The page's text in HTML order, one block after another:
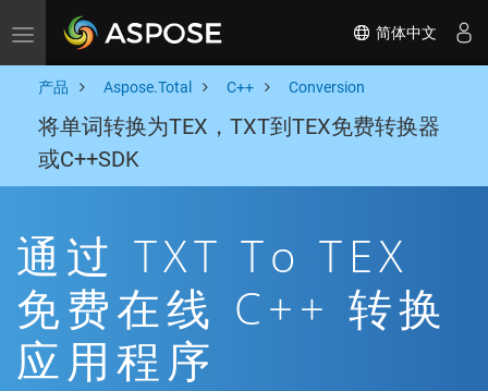
Toggle navigation 简体中文
产品 Aspose.Total C++ Conversion
将单词转换为TEX，TXT到TEX免费转换器
或C++SDK
通过 TXT To TEX
免费在线 C++ 转换
应用程序